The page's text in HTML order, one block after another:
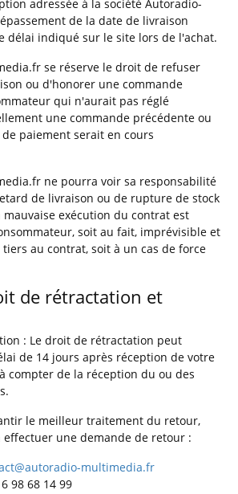
adressée à la société Autoradio-
de la date de livraison
délai indiqué sur le site lors de l'achat.
se réserve le droit de refuser
ou d'honorer une commande
qui n'aurait pas réglé
une commande précédente ou
paiement serait en cours
ne pourra voir sa responsabilité
de livraison ou de rupture de stock
exécution du contrat est
soit au fait, imprévisible et
au contrat, soit à un cas de force
de rétractation et
: Le droit de rétractation peut
de 14 jours après réception de votre
compter de la réception du ou des
le meilleur traitement du retour,
effectuer une demande de retour :
multimedia.fr
98 68 14 99